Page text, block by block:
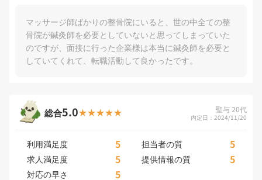
マッサージ師ばかりの整骨院にいると、世の中全ての整
骨院が鍼灸師を必要としていないと思ってしまっていた
のですが、面接に行った企業様は本当に鍼灸師を必要と
していてくれて、転職活動して良かったです。
総合5.0 聖与 20代
内定日：2024/11/20
利用満足度 5 担当者の質 5
求人満足度 5 提供情報の質 5
対応の早さ 5